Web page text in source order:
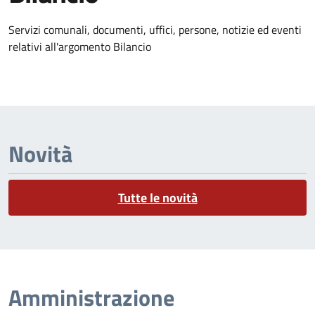
Dettagli dell'argomento
Servizi comunali, documenti, uffici, persone, notizie ed eventi
relativi all'argomento Bilancio
Novità
Tutte le novità
Amministrazione